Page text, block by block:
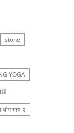
stone
YOGA
योग भाग-२